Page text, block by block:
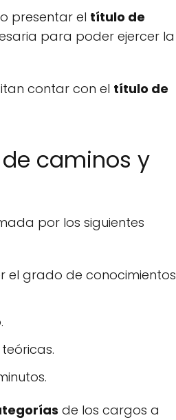
presentar el título de
para poder ejercer la
contar con el título de
caminos y
por los siguientes
el grado de conocimientos
de los cargos a